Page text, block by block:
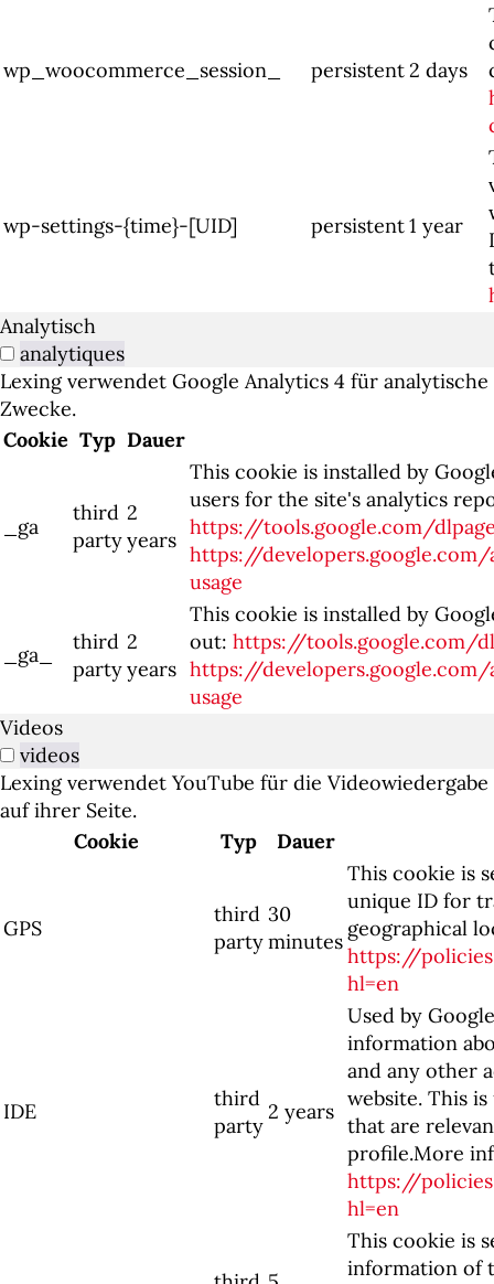
wp_woocommerce_session_ persistent 2 days
wp-settings-{time}-[UID] persistent1 year
Analytisch
analytiques
Lexing verwendet Google Analytics 4 für analytische
Zwecke.
Cookie Typ Dauer
_ga
third
party
2
years
This cookie is installed by
users for the site's analytics
https://tools.google.com/
https://
usage
_ga_
third
party
2
years
This cookie is installed by
out: https://tools.google.com/
https://
usage
Videos
videos
Lexing verwendet YouTube für die Videowiedergabe
auf ihrer Seite.
Cookie
Typ Dauer
GPS
third
party
30
minutes
This cookie is
unique ID for
geographical
https://
hl=en
IDE
third
party
2 years
Used by
information
and any other
website. This
that are
profile.More
https://
hl=en
This cookie is
information of